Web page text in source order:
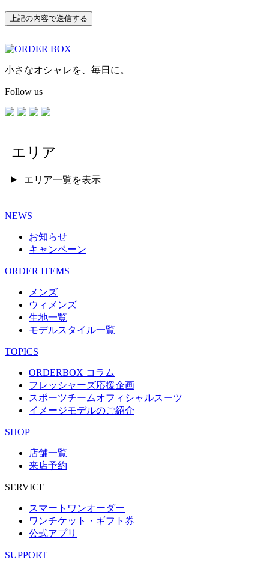
小さなオシャレを、毎日に。
Follow us
エリア
エリア一覧を表示
NEWS
お知らせ
キャンペーン
ORDER ITEMS
メンズ
ウィメンズ
生地一覧
モデルスタイル一覧
TOPICS
ORDERBOX コラム
フレッシャーズ応援企画
スポーツチームオフィシャルスーツ
イメージモデルのご紹介
SHOP
店舗一覧
来店予約
SERVICE
スマートワンオーダー
ワンチケット・ギフト券
公式アプリ
SUPPORT